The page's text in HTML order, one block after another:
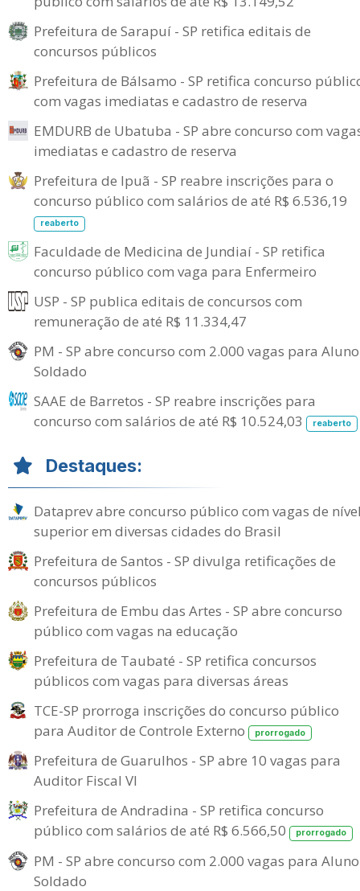
Prefeitura de Sarapuí - SP retifica editais de
concursos públicos
Prefeitura de Bálsamo - SP retifica concurso
com vagas imediatas e cadastro de reserva
EMDURB de Ubatuba - SP abre concurso com
imediatas e cadastro de reserva
Prefeitura de Ipuã - SP reabre inscrições para o
concurso público com salários de até R$ 6.536,19
reaberto
Faculdade de Medicina de Jundiaí - SP retifica
concurso público com vaga para Enfermeiro
USP - SP publica editais de concursos com
remuneração de até R$ 11.334,47
PM - SP abre concurso com 2.000 vagas para
Soldado
SAAE de Barretos - SP reabre inscrições para
concurso com salários de até R$ 10.524,03
reaberto
Destaques:
Dataprev abre concurso público com vagas de
superior em diversas cidades do Brasil
Prefeitura de Santos - SP divulga retificações de
concursos públicos
Prefeitura de Embu das Artes - SP abre concurso
público com vagas na educação
Prefeitura de Taubaté - SP retifica concursos
públicos com vagas para diversas áreas
TCE-SP prorroga inscrições do concurso público
para Auditor de Controle Externo
prorrogado
Prefeitura de Guarulhos - SP abre 10 vagas para
Auditor Fiscal VI
Prefeitura de Andradina - SP retifica concurso
público com salários de até R$ 6.566,50
prorrogado
PM - SP abre concurso com 2.000 vagas para
Soldado